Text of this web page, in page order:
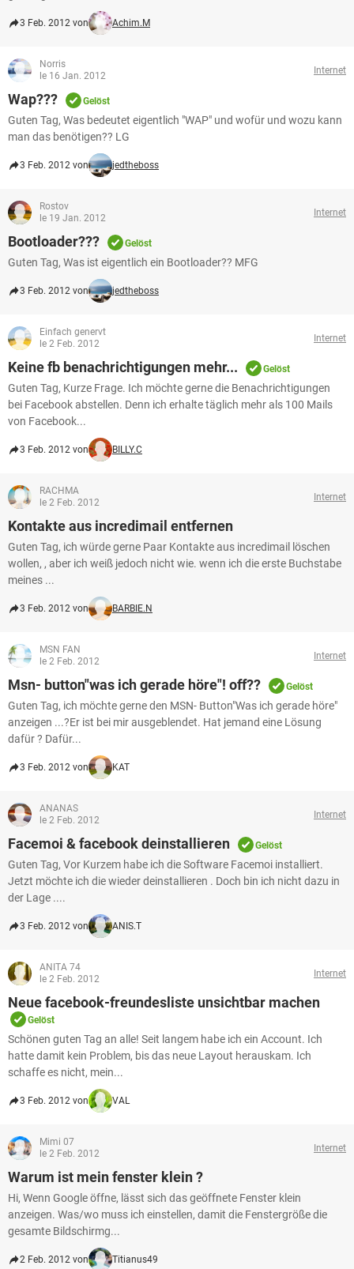
3 Feb. 2012 von Achim.M
Norris
le 16 Jan. 2012
Internet
Wap??? Gelöst
Guten Tag, Was bedeutet eigentlich "WAP" und wofür und wozu kann
man das benötigen?? LG
3 Feb. 2012 von jedtheboss
Rostov
le 19 Jan. 2012
Internet
Bootloader??? Gelöst
Guten Tag, Was ist eigentlich ein Bootloader?? MFG
3 Feb. 2012 von jedtheboss
Einfach genervt
le 2 Feb. 2012
Internet
Keine fb benachrichtigungen mehr... Gelöst
Guten Tag, Kurze Frage. Ich möchte gerne die Benachrichtigungen
bei Facebook abstellen. Denn ich erhalte täglich mehr als 100 Mails
von Facebook...
3 Feb. 2012 von BILLY.C
RACHMA
le 2 Feb. 2012
Internet
Kontakte aus incredimail entfernen
Guten Tag, ich würde gerne Paar Kontakte aus incredimail löschen
wollen, , aber ich weiß jedoch nicht wie. wenn ich die erste Buchstabe
meines ...
3 Feb. 2012 von BARBIE.N
MSN FAN
le 2 Feb. 2012
Internet
Msn- button"was ich gerade höre"! off?? Gelöst
Guten Tag, ich möchte gerne den MSN- Button"Was ich gerade höre"
anzeigen ...?Er ist bei mir ausgeblendet. Hat jemand eine Lösung
dafür ? Dafür...
3 Feb. 2012 von KAT
ANANAS
le 2 Feb. 2012
Internet
Facemoi & facebook deinstallieren Gelöst
Guten Tag, Vor Kurzem habe ich die Software Facemoi installiert.
Jetzt möchte ich die wieder deinstallieren . Doch bin ich nicht dazu in
der Lage ....
3 Feb. 2012 von ANIS.T
ANITA 74
le 2 Feb. 2012
Internet
Neue facebook-freundesliste unsichtbar machen
Gelöst
Schönen guten Tag an alle! Seit langem habe ich ein Account. Ich
hatte damit kein Problem, bis das neue Layout herauskam. Ich
schaffe es nicht, mein...
3 Feb. 2012 von VAL
Mimi 07
le 2 Feb. 2012
Internet
Warum ist mein fenster klein ?
Hi, Wenn Google öffne, lässt sich das geöffnete Fenster klein
anzeigen. Was/wo muss ich einstellen, damit die Fenstergröße die
gesamte Bildschirmg...
2 Feb. 2012 von Titianus49